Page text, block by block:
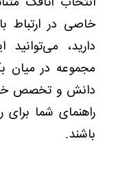
خاصی در ارتباط
دارید،
مجموعه در میان
دانش و تخصص خود
راهنمای شما برای
باشند.